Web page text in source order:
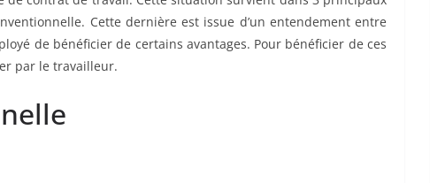
Cette dernière est issue d’un entendement entre
de bénéficier de certains avantages. Pour bénéficier de ces
par le travailleur.